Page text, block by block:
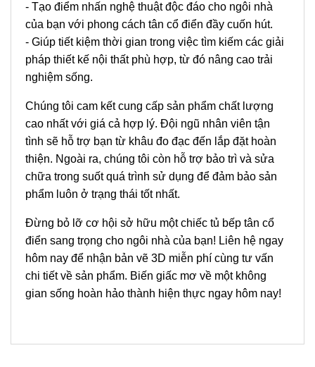
- Tạo điểm nhấn nghệ thuật độc đáo cho ngôi nhà
của bạn với phong cách tân cổ điển đầy cuốn hút.
- Giúp tiết kiệm thời gian trong việc tìm kiếm các giải
pháp thiết kế nội thất phù hợp, từ đó nâng cao trải
nghiệm sống.
Chúng tôi cam kết cung cấp sản phẩm chất lượng
cao nhất với giá cả hợp lý. Đội ngũ nhân viên tận
tình sẽ hỗ trợ bạn từ khâu đo đạc đến lắp đặt hoàn
thiện. Ngoài ra, chúng tôi còn hỗ trợ bảo trì và sửa
chữa trong suốt quá trình sử dụng để đảm bảo sản
phẩm luôn ở trạng thái tốt nhất.
Đừng bỏ lỡ cơ hội sở hữu một chiếc tủ bếp tân cổ
điển sang trọng cho ngôi nhà của bạn! Liên hệ ngay
hôm nay để nhận bản vẽ 3D miễn phí cùng tư vấn
chi tiết về sản phẩm. Biến giấc mơ về một không
gian sống hoàn hảo thành hiện thực ngay hôm nay!